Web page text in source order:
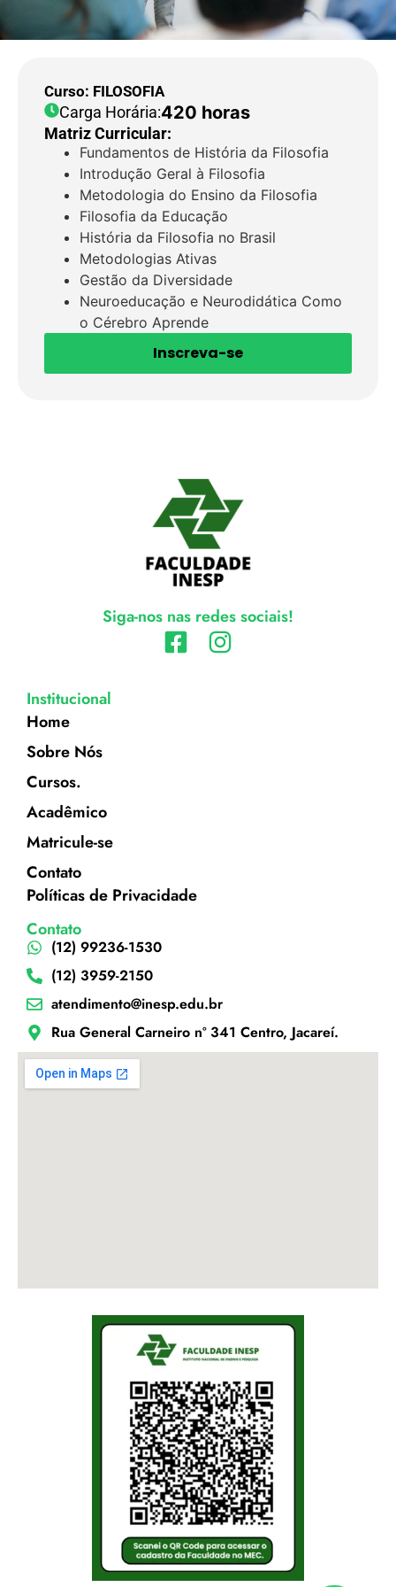
Curso: FILOSOFIA
Carga Horária:420 horas
Matriz Curricular:
Fundamentos de História da Filosofia
Introdução Geral à Filosofia
Metodologia do Ensino da Filosofia
Filosofia da Educação
História da Filosofia no Brasil
Metodologias Ativas
Gestão da Diversidade
Neuroeducação e Neurodidática Como
o Cérebro Aprende
Inscreva-se
Siga-nos nas redes sociais!
Institucional
Home
Sobre Nós
Cursos.
Acadêmico
Matricule-se
Contato
Políticas de Privacidade
Contato
(12) 99236-1530
(12) 3959-2150
atendimento@inesp.edu.br
Rua General Carneiro nº 341 Centro, Jacareí.